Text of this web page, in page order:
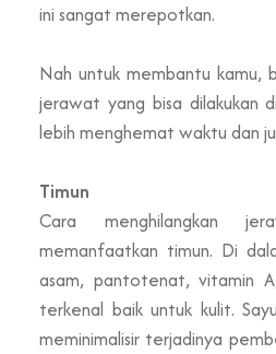
ini sangat merepotkan.
Nah untuk membantu kamu,
jerawat yang bisa dilakukan
lebih menghemat waktu dan
Timun
Cara menghilangkan
memanfaatkan timun. Di
asam, pantotenat, vitamin
terkenal baik untuk kulit.
meminimalisir terjadinya